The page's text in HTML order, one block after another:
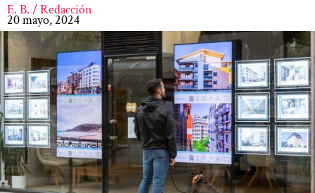
E. B. / Redacción
20 mayo, 2024